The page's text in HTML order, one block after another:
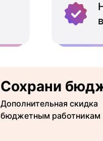
Сохрани
Дополнительная скидка
бюджетным работникам